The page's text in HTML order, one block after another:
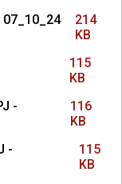
07_10_24
214
KB
115
KB
-
116
KB
-
115
KB